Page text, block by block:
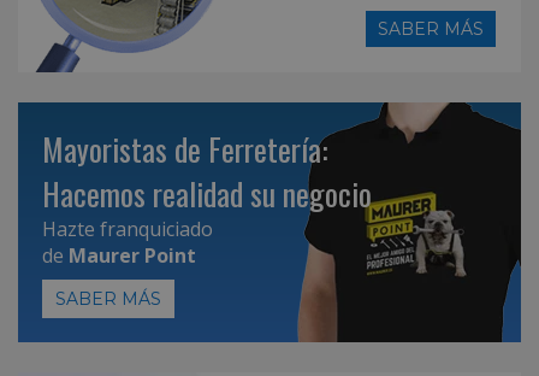
SABER MÁS
Mayoristas de Ferretería:
Hacemos realidad su negocio
Hazte franquiciado
de Maurer Point
SABER MÁS